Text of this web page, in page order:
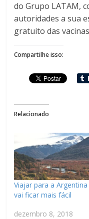
do Grupo LATAM,
autoridades a sua
gratuito das
Compartilhe isso:
Relacionado
Viajar para a Argentina
vai ficar mais fácil
dezembro 8, 2018